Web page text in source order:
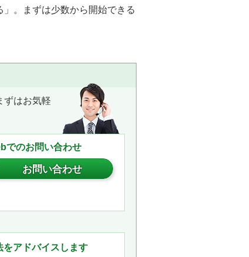
。まずは少数から開始できる
ずはお気軽
でのお問い合わせ
お問い合わせ
をアドバイスします